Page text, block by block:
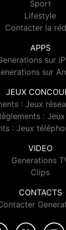
Sport
Lifestyle
Contacter la
APPS
sur
sur
JEUX
: Jeux
:
: Jeux
VIDEO
Generations
Clips
CONTACTS